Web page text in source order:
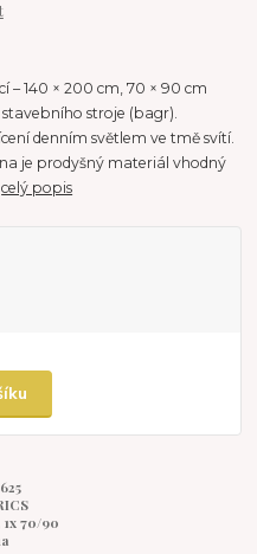
– 140 × 200 cm, 70 × 90 cm
stroje (bagr).
denním světlem ve tmě svítí.
je prodyšný materiál vhodný
celý popis
1x 70/90